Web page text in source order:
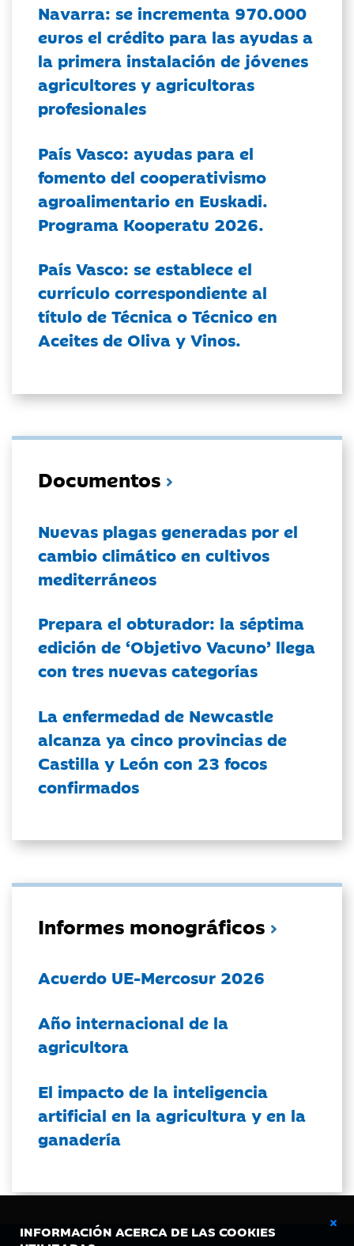
INFORMACIÓN ACERCA DE LAS COOKIES
Navarra: se incrementa 970.000
euros el crédito para las ayudas a
la primera instalación de jóvenes
agricultores y agricultoras
profesionales
País Vasco: ayudas para el
fomento del cooperativismo
agroalimentario en Euskadi.
Programa Kooperatu 2026.
País Vasco: se establece el
currículo correspondiente al
título de Técnica o Técnico en
Aceites de Oliva y Vinos.
Documentos
Nuevas plagas generadas por el
cambio climático en cultivos
mediterráneos
Prepara el obturador: la séptima
edición de ‘Objetivo Vacuno’ llega
con tres nuevas categorías
La enfermedad de Newcastle
alcanza ya cinco provincias de
Castilla y León con 23 focos
confirmados
Informes monográficos
Acuerdo UE-Mercosur 2026
Año internacional de la
agricultora
El impacto de la inteligencia
artificial en la agricultura y en la
ganadería